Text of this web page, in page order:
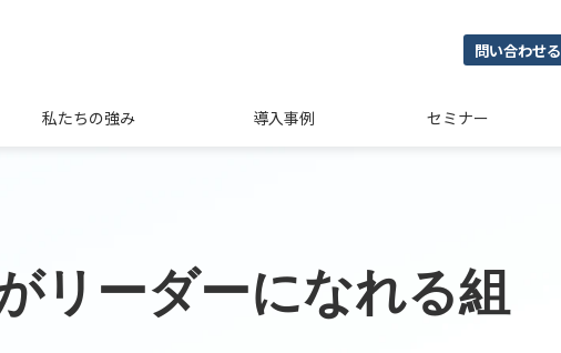
問い合わせる
私たちの強み 導入事例 セミナー
リーダーになれる組